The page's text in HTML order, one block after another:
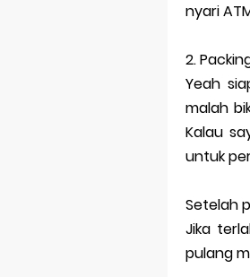
nyari
2.
Yeah
malah
Kalau
untuk
Setelah
Jika
pulang